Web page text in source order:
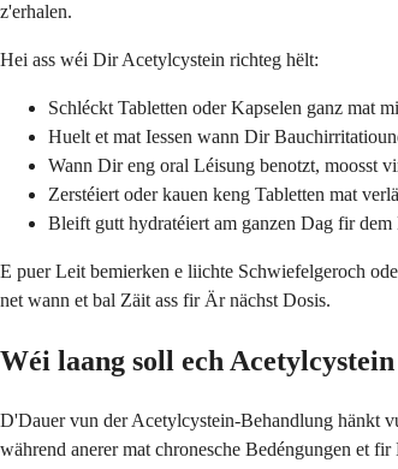
z'erhalen.
Hei ass wéi Dir Acetylcystein richteg hëlt:
Schléckt Tabletten oder Kapselen ganz mat
Huelt et mat Iessen wann Dir
Wann Dir eng oral Léisung benotzt, moosst
Zerstéiert oder kauen keng Tabletten mat
Bleift gutt hydratéiert am ganzen Dag fir
E puer Leit bemierken e liichte Schwiefelgeroch
net wann et bal Zäit ass fir Är nächst Dosis.
Wéi laang soll ech
D'Dauer vun der Acetylcystein-Behandlung hänkt
während anerer mat chronesche Bedéngungen et